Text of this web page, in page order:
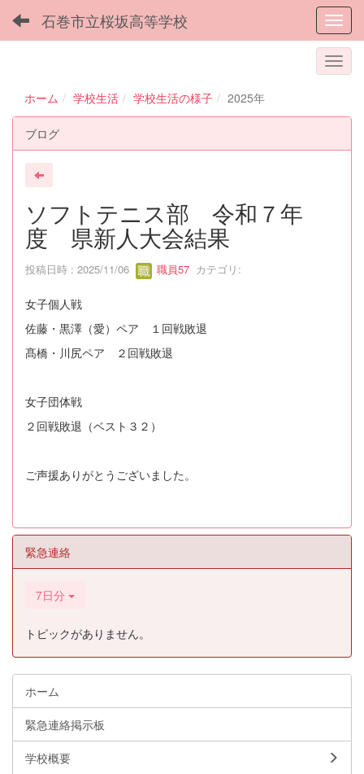
石巻市立桜坂高等学校
ホーム 学校生活 学校生活の様子 2025年
ブログ
ソフトテニス部 令和７年
度 県新人大会結果
投稿日時 : 2025/11/06 職員57 カテゴリ:
女子個人戦
佐藤・黒澤（愛）ペア １回戦敗退
髙橋・川尻ペア ２回戦敗退
女子団体戦
２回戦敗退（ベスト３２）
ご声援ありがとうございました。
緊急連絡
7日分
トピックがありません。
ホーム
緊急連絡掲示板
学校概要